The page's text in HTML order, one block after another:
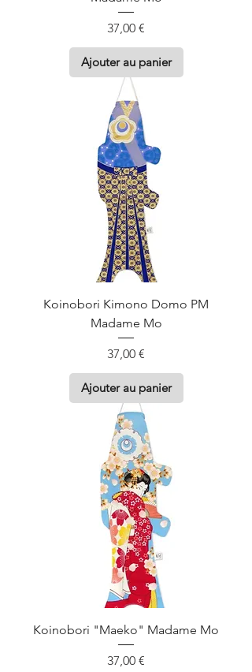
Prix
37,00 €
Ajouter au panier
Koinobori Kimono Domo PM
Madame Mo
Prix
37,00 €
Ajouter au panier
Koinobori "Maeko" Madame Mo
Prix
37,00 €